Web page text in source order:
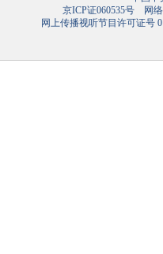
京ICP证060535号网络
网上传播视听节目许可证号